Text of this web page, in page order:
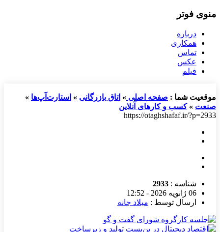
منوی فوتر
درباره
همکاری
تماس
عکس
فیلم
موقعیت شما : صفحه اصلی » اتاق بازرگانی » استارت‌آپ‌ها »
صنعت »کسب و کارهای آنلاین
https://otaghshafaf.ir/?p=2933
شناسه : 2933
06 ژانویه 2026 - 12:52
ارسال توسط : میلاد جانه